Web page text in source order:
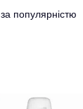
за популярністю